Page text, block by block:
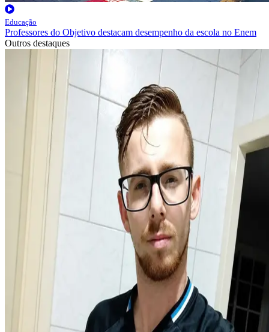
Educação
Professores do Objetivo destacam desempenho da escola no Enem
Outros destaques